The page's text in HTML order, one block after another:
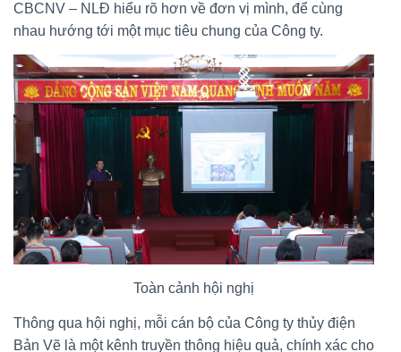
CBCNV – NLĐ hiểu rõ hơn về đơn vị mình, để cùng
nhau hướng tới một mục tiêu chung của Công ty.
Toàn cảnh hội nghị
Thông qua hội nghị, mỗi cán bộ của Công ty thủy điện
Bản Vẽ là một kênh truyền thông hiệu quả, chính xác cho